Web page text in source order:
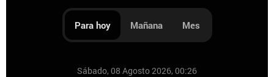
Para hoy Mañana Mes
Sábado, 08 Agosto 2026, 00:26